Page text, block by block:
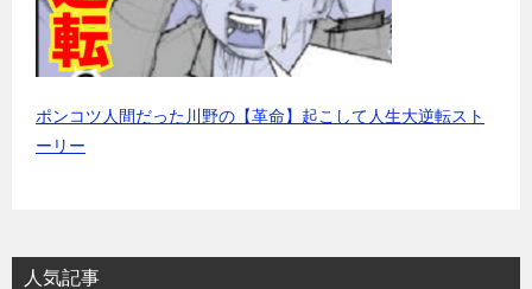
ポンコツ人間だった川野の【革命】起こして人生大逆転スト
ーリー
人気記事